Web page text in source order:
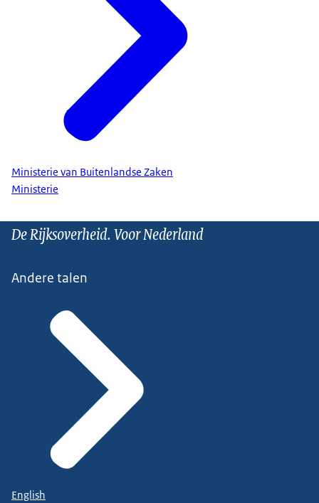
Ministerie van Buitenlandse Zaken
Ministerie
De Rijksoverheid. Voor Nederland
Andere talen
English